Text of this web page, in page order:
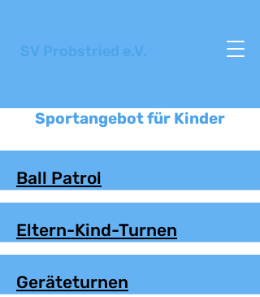
SV Probstried e.V.
Sportangebot für Kinder
Ball Patrol
Eltern-Kind-Turnen
Geräteturnen